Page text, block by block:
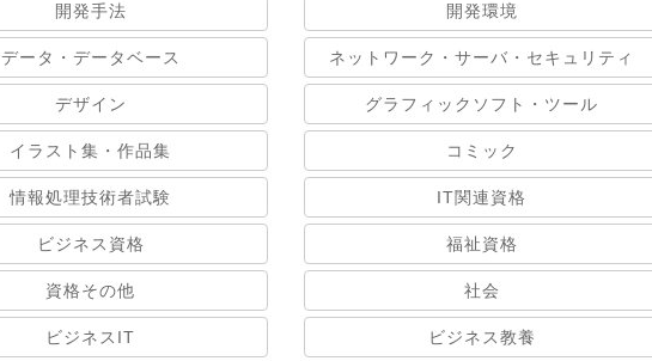
開発手法 開発環境
データ・データベース ネットワーク・サーバ・セキュリティ
デザイン グラフィックソフト・ツール
イラスト集・作品集 コミック
情報処理技術者試験 IT関連資格
ビジネス資格 福祉資格
資格その他 社会
ビジネスIT ビジネス教養